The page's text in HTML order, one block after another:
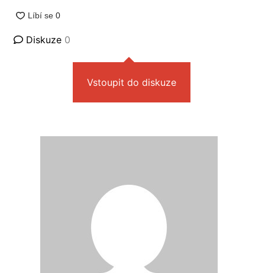
Diskuze 0
Vstoupit do diskuze